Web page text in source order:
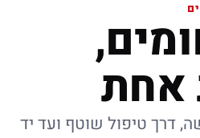
אחת
דרך טיפול שוטף ועד יד